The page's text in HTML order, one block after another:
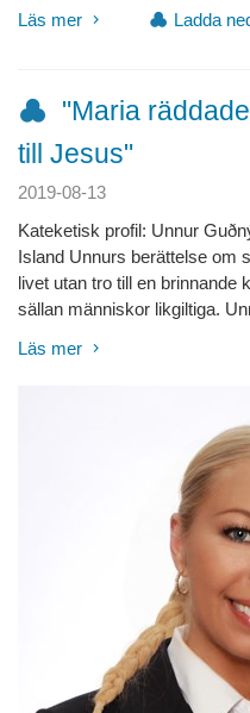
Läs mer
Ladda
"Maria
till Jesus"
2019-08-13
Kateketisk profil: Unnur
Island Unnurs berättelse om
livet utan tro till en brinnande
sällan människor likgiltiga.
Läs mer